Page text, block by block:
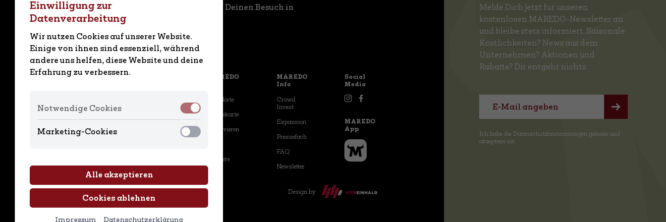
Einwilligung zur
Datenverarbeitung
Wir nutzen Cookies auf unserer Website.
Einige von ihnen sind essenziell, während
andere uns helfen, diese Website und deine
Erfahrung zu verbessern.
Notwendige Cookies
Marketing-Cookies
Alle akzeptieren
Cookies ablehnen
Impressum Datenschutzerklärung
Der Grill ist heiß und wir freuen uns auf Deinen Besuch in
unserem Restaurant.
MAREDO
Standorte
Speisekarte
Reservieren
Karriere
MAREDO
Info
Crowd
Invest
Expansion
Pressefach
FAQ
Newsletter
Social
Media
MAREDO
App
Design by
Melde Dich jetzt für unseren
kostenlosen MAREDO-Newsletter an
und bleibe stets informiert. Saisonale
Köstlichkeiten? News aus dem
Unternehmen? Aktionen und
Rabatte? Dir entgeht nichts.
Ich habe die Datenschutzbestimmungen gelesen und
akzeptiere sie.